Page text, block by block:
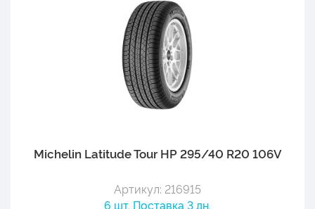
Michelin Latitude Tour HP 295/40 R20 106V
Артикул: 216915
6 шт. Поставка 3 дн.